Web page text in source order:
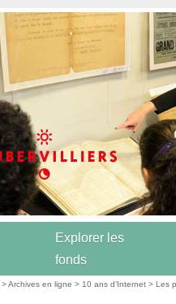
Explorer les
fonds
>Archives en ligne > 10 ans d’Internet >Les